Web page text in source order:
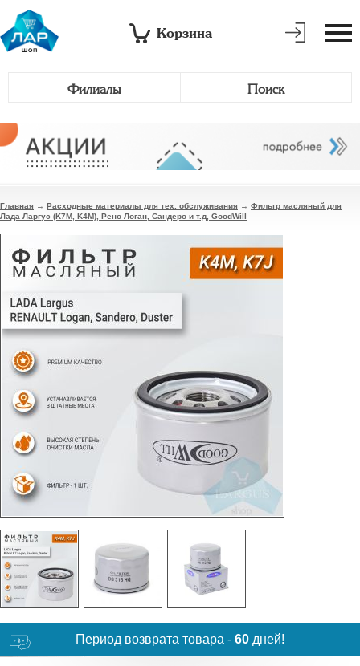
Корзина
Филиалы Поиск
Главная → Расходные материалы для тех. обслуживания → Фильтр масляный для
Лада Ларгус (K7M, K4M), Рено Логан, Сандеро и т.д, GoodWill
Период возврата товара - 60 дней!